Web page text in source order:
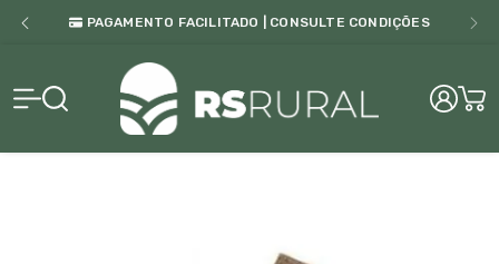
PAGAMENTO FACILITADO | CONSULTE CONDIÇÕES
RS Rural